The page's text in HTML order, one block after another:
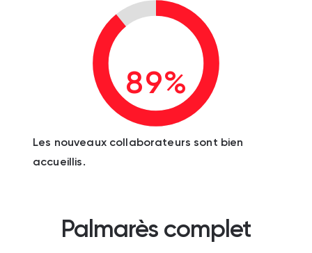
89%
Les nouveaux collaborateurs sont bien
accueillis.
Palmarès complet